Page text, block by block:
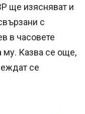
ще изясняват и
с
в часовете
му. Казва се още,
се